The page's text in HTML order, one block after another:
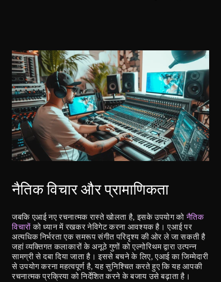
नैतिक विचार और प्रामाणिकता
जबकि एआई नए रचनात्मक रास्ते खोलता है, इसके उपयोग को नैतिक
विचारों को ध्यान में रखकर नेविगेट करना आवश्यक है। एआई पर
अत्यधिक निर्भरता एक समरूप संगीत परिदृश्य की ओर ले जा सकती है
जहां व्यक्तिगत कलाकारों के अनूठे गुणों को एल्गोरिथम द्वारा उत्पन्न
सामग्री से दबा दिया जाता है। इससे बचने के लिए, एआई का जिम्मेदारी
से उपयोग करना महत्वपूर्ण है, यह सुनिश्चित करते हुए कि यह आपकी
रचनात्मक प्रक्रिया को निर्देशित करने के बजाय उसे बढ़ाता है।